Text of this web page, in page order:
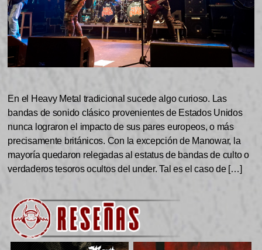
En el Heavy Metal tradicional sucede algo curioso. Las
bandas de sonido clásico provenientes de Estados Unidos
nunca lograron el impacto de sus pares europeos, o más
precisamente británicos. Con la excepción de Manowar, la
mayoría quedaron relegadas al estatus de bandas de culto o
verdaderos tesoros ocultos del under. Tal es el caso de […]